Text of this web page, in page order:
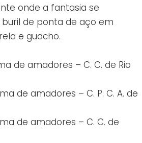
onde a fantasia se
de ponta de aço em
e guacho.
de amadores – C. C. de Rio
de amadores – C. P. C. A. de
de amadores – C. C. de